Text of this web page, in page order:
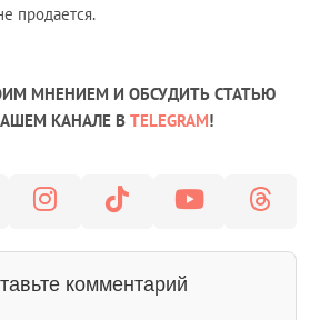
продается.
МНЕНИЕМ И ОБСУДИТЬ СТАТЬЮ
КАНАЛЕ В TELEGRAM!
комментарий